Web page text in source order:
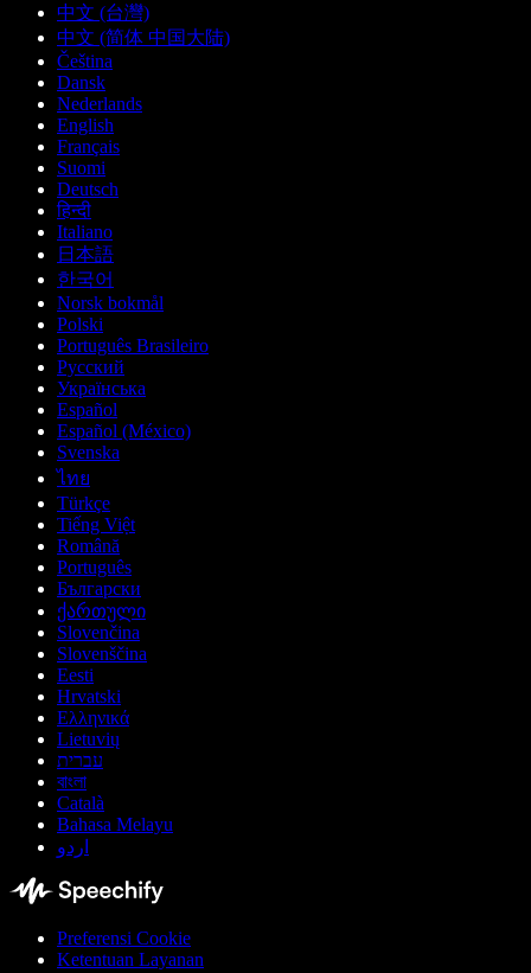
中文 (台灣)
中文 (简体 中国大陆)
Čeština
Dansk
Nederlands
English
Français
Suomi
Deutsch
हिन्दी
Italiano
日本語
한국어
Norsk bokmål
Polski
Português Brasileiro
Русский
Українська
Español
Español (México)
Svenska
ไทย
Türkçe
Tiếng Việt
Română
Português
Български
ქართული
Slovenčina
Slovenščina
Eesti
Hrvatski
Ελληνικά
Lietuvių
עברית
বাংলা
Català
Bahasa Melayu
اردو
Preferensi Cookie
Ketentuan Layanan